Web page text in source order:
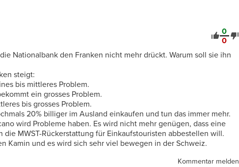
0
0
Nationalbank den Franken nicht mehr drückt. Warum soll sie ihn
steigt:
bis mittleres Problem.
ein grosses Problem.
bis grosses Problem.
20% billiger im Ausland einkaufen und tun das immer mehr.
wird Probleme haben. Es wird nicht mehr genügen, dass eine
die MWST-Rückerstattung für Einkaufstouristen abbestellen will.
Kamin und es wird sich sehr viel bewegen in der Schweiz.
Kommentar melden